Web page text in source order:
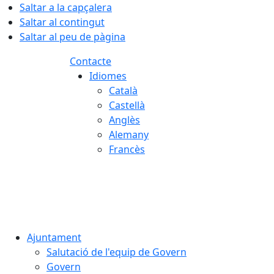
Saltar a la capçalera
Saltar al contingut
Saltar al peu de pàgina
Contacte
Idiomes
Català
Castellà
Anglès
Alemany
Francès
Ajuntament
Salutació de l'equip de Govern
Govern